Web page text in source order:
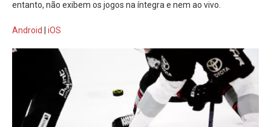
entanto, não exibem os jogos na íntegra e nem ao vivo.
Android iOS